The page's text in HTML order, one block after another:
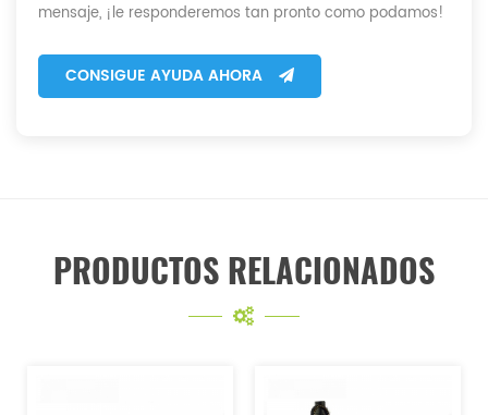
mensaje, ¡le responderemos tan pronto como podamos!
CONSIGUE AYUDA AHORA
PRODUCTOS RELACIONADOS